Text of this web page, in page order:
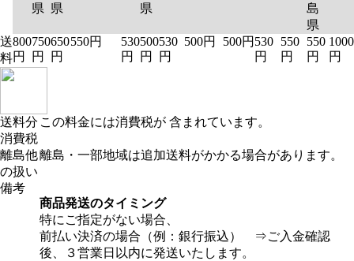
県 県
県
島
県
送
料
800
円
750
円
650
円
550円
530
円
500
円
530
円
500円 500円 530
円
550
円
550
円
1000
円
送料分
消費税
この料金には消費税が 含まれています。
離島他
の扱い
離島・一部地域は追加送料がかかる場合があります。
備考
商品発送のタイミング
特にご指定がない場合、
前払い決済の場合（例：銀行振込） ⇒ご入金確認
後、３営業日以内に発送いたします。